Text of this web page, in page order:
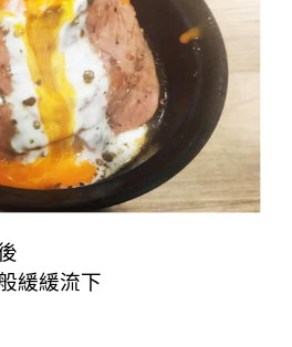
緩緩流下